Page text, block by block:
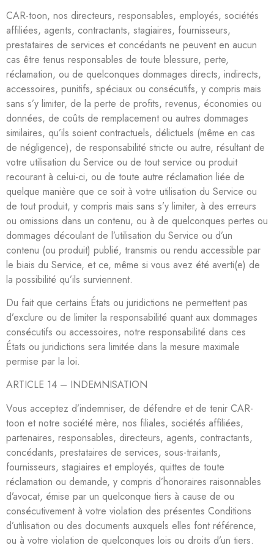
CAR-toon, nos directeurs, responsables, employés, sociétés
affiliées, agents, contractants, stagiaires, fournisseurs,
prestataires de services et concédants ne peuvent en aucun
cas être tenus responsables de toute blessure, perte,
réclamation, ou de quelconques dommages directs, indirects,
accessoires, punitifs, spéciaux ou consécutifs, y compris mais
sans s’y limiter, de la perte de profits, revenus, économies ou
données, de coûts de remplacement ou autres dommages
similaires, qu’ils soient contractuels, délictuels (même en cas
de négligence), de responsabilité stricte ou autre, résultant de
votre utilisation du Service ou de tout service ou produit
recourant à celui-ci, ou de toute autre réclamation liée de
quelque manière que ce soit à votre utilisation du Service ou
de tout produit, y compris mais sans s’y limiter, à des erreurs
ou omissions dans un contenu, ou à de quelconques pertes ou
dommages découlant de l’utilisation du Service ou d’un
contenu (ou produit) publié, transmis ou rendu accessible par
le biais du Service, et ce, même si vous avez été averti(e) de
la possibilité qu’ils surviennent.
Du fait que certains États ou juridictions ne permettent pas
d’exclure ou de limiter la responsabilité quant aux dommages
consécutifs ou accessoires, notre responsabilité dans ces
États ou juridictions sera limitée dans la mesure maximale
permise par la loi.
ARTICLE 14 – INDEMNISATION
Vous acceptez d’indemniser, de défendre et de tenir CAR-
toon et notre société mère, nos filiales, sociétés affiliées,
partenaires, responsables, directeurs, agents, contractants,
concédants, prestataires de services, sous-traitants,
fournisseurs, stagiaires et employés, quittes de toute
réclamation ou demande, y compris d’honoraires raisonnables
d’avocat, émise par un quelconque tiers à cause de ou
consécutivement à votre violation des présentes Conditions
d’utilisation ou des documents auxquels elles font référence,
ou à votre violation de quelconques lois ou droits d’un tiers.